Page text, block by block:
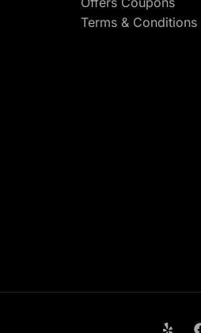
Terms & Conditions